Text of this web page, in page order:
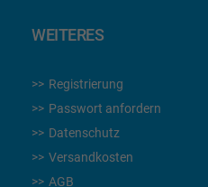
WEITERES
Registrierung
Passwort anfordern
Datenschutz
Versandkosten
AGB